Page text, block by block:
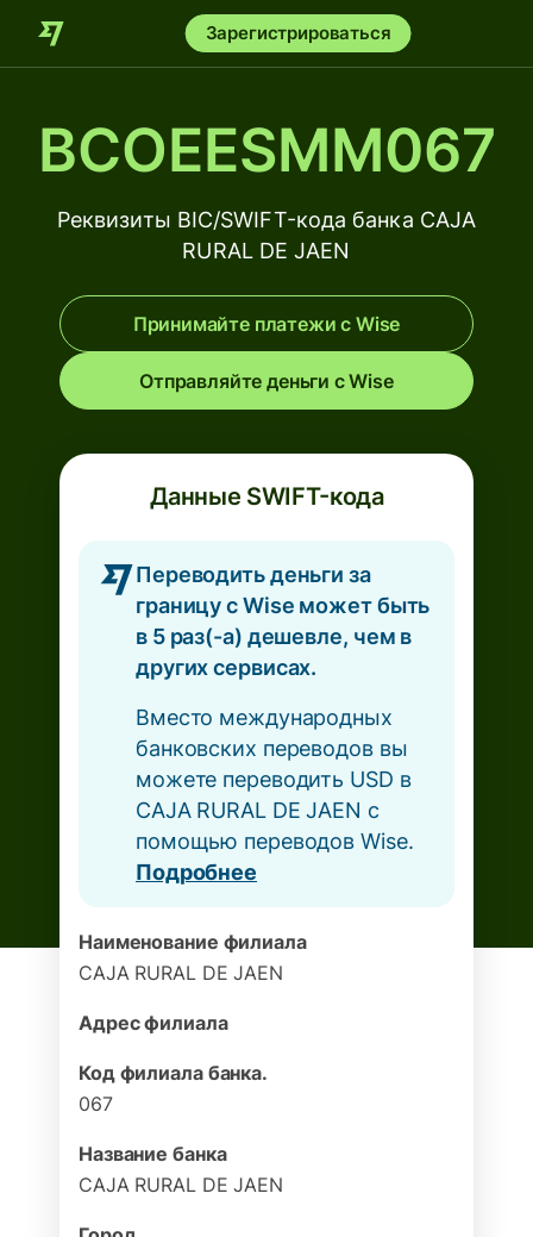
Зарегистрироваться
BCOEESMM067
Реквизиты BIC/SWIFT-кода банка CAJA
RURAL DE JAEN
Принимайте платежи с Wise
Отправляйте деньги с Wise
Данные SWIFT-кода
Переводить деньги за
границу с Wise может быть
в 5 раз(-а) дешевле, чем в
других сервисах.
Вместо международных
банковских переводов вы
можете переводить USD в
CAJA RURAL DE JAEN с
помощью переводов Wise.
Подробнее
Наименование филиала
CAJA RURAL DE JAEN
Адрес филиала
Код филиала банка.
067
Название банка
CAJA RURAL DE JAEN